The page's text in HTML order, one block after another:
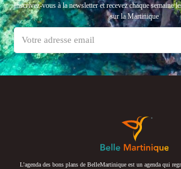
Inscrivez-vous à la newsletter et recevez chaque semaine
sur la Martinique
L’agenda des bons plans de BelleMartinique est un agenda qui